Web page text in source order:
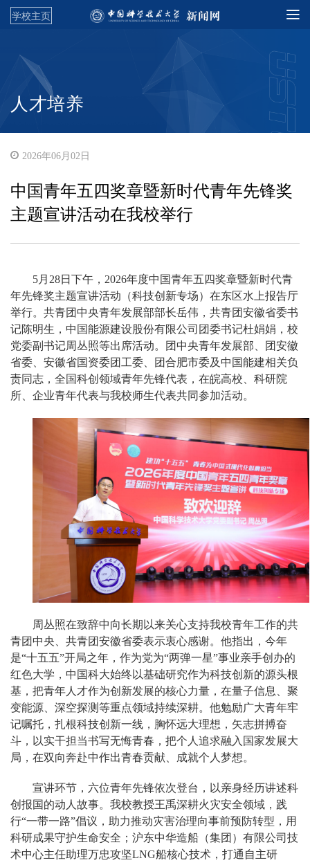
学校主页
人才培养
2026年06月02日
中国青年五四奖章暨新时代青年先锋奖
主题宣讲活动在我校举行
5月28日下午，2026年度中国青年五四奖章暨新时代青
年先锋奖主题宣讲活动（科技创新专场）在东区水上报告厅
举行。共青团中央青年发展部部长岳伟，共青团安徽省委书
记陈明生，中国能源建设股份有限公司团委书记杜娟娟，校
党委副书记周丛照等出席活动。团中央青年发展部、团安徽
省委、安徽省国资委团工委、团合肥市委及中国能建相关负
责同志，全国科创领域青年先锋代表，在皖高校、科研院
所、企业青年代表与我校师生代表共同参加活动。
周丛照在致辞中向长期以来关心支持我校青年工作的共
青团中央、共青团安徽省委表示衷心感谢。他指出，今年
是“十五五”开局之年，作为党为“两弹一星”事业亲手创办的
红色大学，中国科大始终以基础研究作为科技创新的源头根
基，把青年人才作为创新发展的核心力量，在量子信息、聚
变能源、深空探测等重点领域持续深耕。他勉励广大青年牢
记嘱托，扎根科技创新一线，胸怀远大理想，矢志拼搏奋
斗，以实干担当书写无悔青春，把个人追求融入国家发展大
局，在双向奔赴中作出青春贡献、成就个人梦想。
宣讲环节，六位青年先锋依次登台，以亲身经历讲述科
创报国的动人故事。我校教授王禹深耕火灾安全领域，践
行“一带一路”倡议，助力推动灾害治理向事前预防转型，用
科研成果守护生命安全；沪东中华造船（集团）有限公司技
术中心主任助理万忠攻坚LNG船核心技术，打通自主研